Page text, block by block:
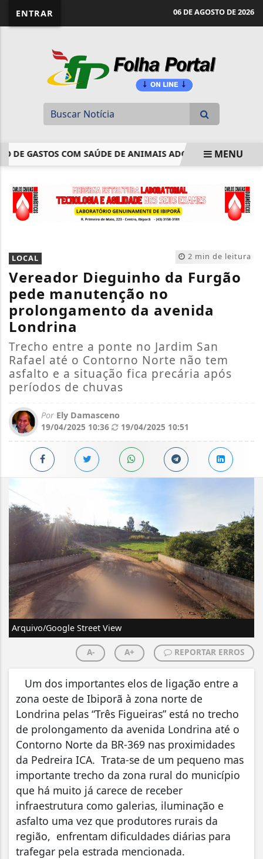
ENTRAR 06 DE AGOSTO DE 2026
GASTOS COM SAÚDE DE ANIMAIS ADOTADOS NO IMPOSTO
MENU
2 min de leitura
LOCAL
Vereador Dieguinho da Furgão
pede manutenção no
prolongamento da avenida
Londrina
Trecho entre a ponte no Jardim San
Rafael até o Contorno Norte não tem
asfalto e a situação fica precária após
períodos de chuvas
Por Ely Damasceno
19/04/2025 10:36
19/04/2025 10:51
Arquivo/Google Street View
A- A+ REPORTAR ERROS
Um dos importantes elos de ligação entre a
zona oeste de Ibiporã à zona norte de
Londrina pelas “Três Figueiras” está no trecho
de prolongamento da avenida Londrina até o
Contorno Norte da BR-369 nas proximidades
da Pedreira ICA. Trata-se de um pequeno mas
importante trecho da zona rural do município
que há muito já carece de receber
infraestrutura como galerias, iluminação e
asfalto uma vez que produtores rurais da
região, enfrentam dificuldades diárias para
trafegar pela estrada mencionada.